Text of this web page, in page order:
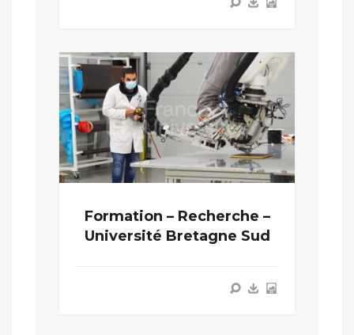
Formation – Recherche –
Université Bretagne Sud